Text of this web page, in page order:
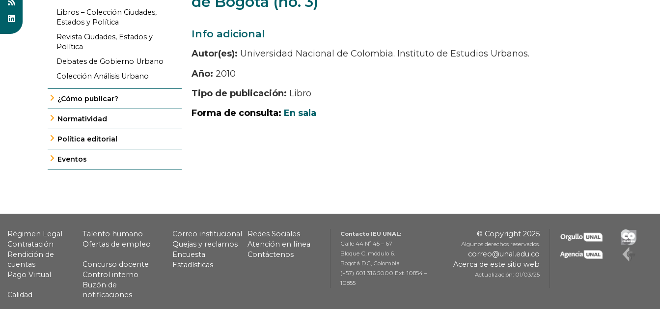
Libros – Colección Ciudades,
Estados y Política
Revista Ciudades, Estados y
Política
Debates de Gobierno Urbano
Colección Análisis Urbano
¿Cómo publicar?
Normatividad
Política editorial
Eventos
Info adicional
Autor(es): Universidad Nacional de Colombia. Instituto de Estudios Urbanos.
Año: 2010
Tipo de publicación: Libro
Forma de consulta: En sala
Régimen Legal
Talento humano
Contratación
Ofertas de empleo
Rendición de
cuentas
Concurso docente
Pago Virtual
Control interno
Calidad
Buzón de
notificaciones
Correo institucional
Redes Sociales
Quejas y reclamos
Atención en línea
Encuesta
Contáctenos
Estadísticas
Contacto IEU UNAL:
Calle 44 Nº 45 – 67
Bloque C, módulo 6.
Bogotá DC, Colombia
(+57) 601 316 5000 Ext. 10854 –
10855
© Copyright 2025
Algunos derechos reservados.
correo@unal.edu.co
Acerca de este sitio web
Actualización: 01/03/25